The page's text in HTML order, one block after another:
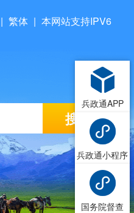
| 繁体 | 本网站支持IPV6
兵政通APP
兵政通小程序
国务院督查